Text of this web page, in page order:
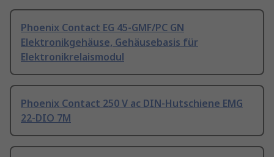
Phoenix Contact EG 45-GMF/PC GN
Elektronikgehäuse, Gehäusebasis für
Elektronikrelaismodul
Phoenix Contact 250 V ac DIN-Hutschiene EMG
22-DIO 7M